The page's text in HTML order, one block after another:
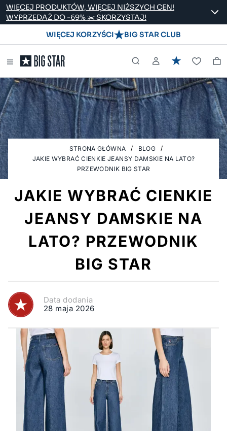
WIĘCEJ PRODUKTÓW, WIĘCEJ NIŻSZYCH CEN!
WYPRZEDAŻ DO -69% ✂️ SKORZYSTAJ!
WIĘCEJ KORZYŚCI
BIG STAR CLUB
STRONA GŁÓWNA
BLOG
JAKIE WYBRAĆ CIENKIE JEANSY DAMSKIE NA LATO?
PRZEWODNIK BIG STAR
JAKIE WYBRAĆ CIENKIE
JEANSY DAMSKIE NA
LATO? PRZEWODNIK
BIG STAR
Data dodania
28 maja 2026